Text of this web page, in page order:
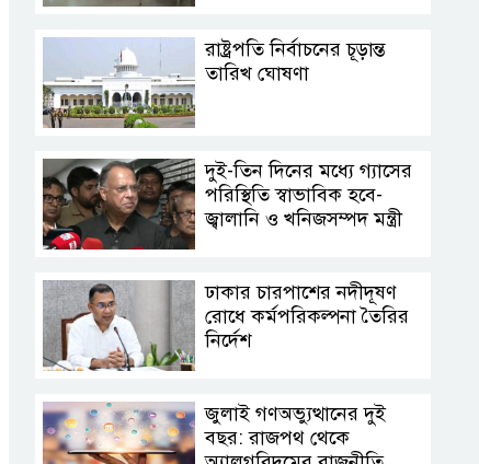
রাষ্ট্রপতি নির্বাচনের চূড়ান্ত
তারিখ ঘোষণা
দুই-তিন দিনের মধ্যে গ্যাসের
পরিস্থিতি স্বাভাবিক হবে-
জ্বালানি ও খনিজসম্পদ মন্ত্রী
ঢাকার চারপাশের নদীদূষণ
রোধে কর্মপরিকল্পনা তৈরির
নির্দেশ
জুলাই গণঅভ্যুত্থানের দুই
বছর: রাজপথ থেকে